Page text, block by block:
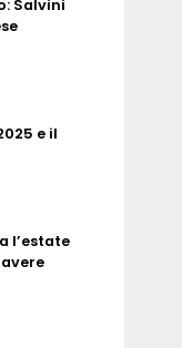
Salvini
e il
l’estate